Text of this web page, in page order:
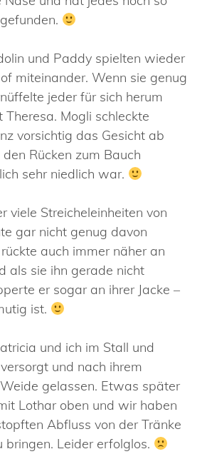
und Paddy spielten wieder
miteinander. Wenn sie genug
jeder für sich herum
Theresa. Mogli schleckte
vorsichtig das Gesicht ab
Rücken zum Bauch
sehr niedlich war.
viele Streicheleinheiten von
gar nicht genug davon
auch immer näher an
als sie ihn gerade nicht
er sogar an ihrer Jacke –
ist.
und ich im Stall und
und nach ihrem
gelassen. Etwas später
Lothar oben und wir haben
Abfluss von der Tränke
bringen. Leider erfolglos.